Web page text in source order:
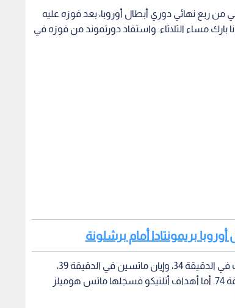
من ربع نهائي دوري أبطال أوروبا، بعد فوزه عليه
بارك مساء الثلاثاء. واستفاد دورتموند من فوزه في
بريمونتادا أمام برشلونة
سجل أهداف بوروسيا دورتموند في هذه المباراة جوليان براندت في الدقيقة 34، وإيان ماتسين في الدقيقة 39،
ونيكلاس فولكروج في الدقيقة 71، ومارسيل سابيتزر في الدقيقة 74. أما أهداف أتلتيكو فسجلها ماتس هوميلز